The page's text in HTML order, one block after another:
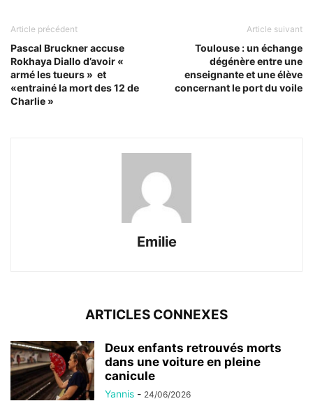
Article précédent
Pascal Bruckner accuse
Rokhaya Diallo d’avoir «
armé les tueurs » et
«entrainé la mort des 12 de
Charlie »
Article suivant
Toulouse : un échange
dégénère entre une
enseignante et une élève
concernant le port du voile
Emilie
ARTICLES CONNEXES
Deux enfants retrouvés morts
dans une voiture en pleine
canicule
Yannis - 24/06/2026